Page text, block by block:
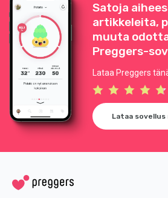
Satoja
artikkeleita,
muuta
Preggers-
Lataa Preggers
Lataa sovellus